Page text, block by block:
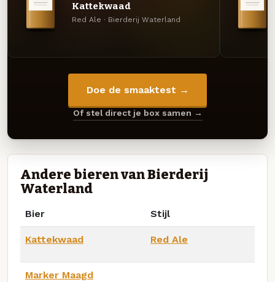
Kattekwaad
Red Ale · Bierderij Waterland
Doe de smaaktest →
Of stel direct je box samen →
Andere bieren van Bierderij
Waterland
Bier Stijl
Kattekwaad Red Ale
Marker Maagd